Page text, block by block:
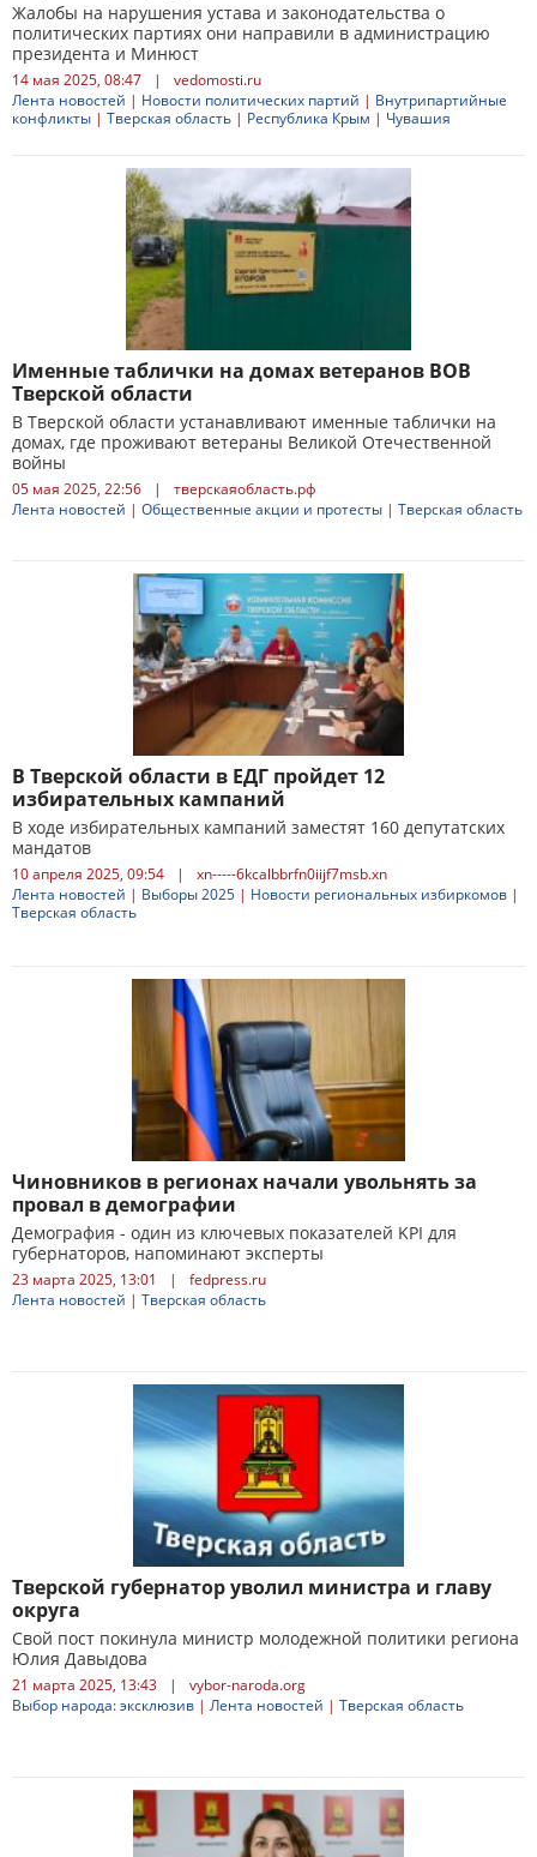
Жалобы на нарушения устава и законодательства о
политических партиях они направили в администрацию
президента и Минюст
14 мая 2025, 08:47 |
vedomosti.ru
Лента новостей | Новости политических партий | Внутрипартийные
конфликты | Тверская область | Республика Крым | Чувашия
Именные таблички на домах ветеранов ВОВ
Тверской области
В Тверской области устанавливают именные таблички на
домах, где проживают ветераны Великой Отечественной
войны
05 мая 2025, 22:56 |
тверскаяобласть.рф
Лента новостей | Общественные акции и протесты | Тверская область
В Тверской области в ЕДГ пройдет 12
избирательных кампаний
В ходе избирательных кампаний заместят 160 депутатских
мандатов
10 апреля 2025, 09:54 |
xn-----6kcalbbrfn0iijf7msb.xn
Лента новостей | Выборы 2025 | Новости региональных избиркомов |
Тверская область
Чиновников в регионах начали увольнять за
провал в демографии
Демография - один из ключевых показателей KPI для
губернаторов, напоминают эксперты
23 марта 2025, 13:01 |
fedpress.ru
Лента новостей | Тверская область
Тверской губернатор уволил министра и главу
округа
Свой пост покинула министр молодежной политики региона
Юлия Давыдова
21 марта 2025, 13:43 |
vybor-naroda.org
Выбор народа: эксклюзив | Лента новостей | Тверская область